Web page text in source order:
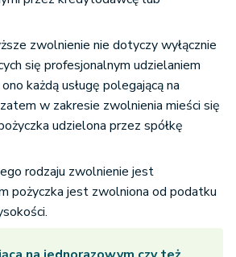
zwolnienie nie dotyczy wyłącznie
się profesjonalnym udzielaniem
każdą usługę polegającą na
w zakresie zwolnienia mieści się
udzielona przez spółkę
rodzaju zwolnienie jest
pożyczka jest zwolniona od podatku